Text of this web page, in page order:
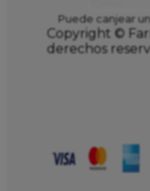
Puede canjear
Copyright ©
derechos